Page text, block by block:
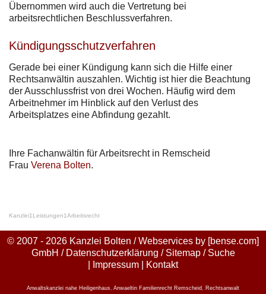
Übernommen wird auch die Vertretung bei
arbeitsrechtlichen Beschlussverfahren.
Kündigungsschutzverfahren
Gerade bei einer Kündigung kann sich die Hilfe einer
Rechtsanwältin auszahlen. Wichtig ist hier die Beachtung
der Ausschlussfrist von drei Wochen. Häufig wird dem
Arbeitnehmer im Hinblick auf den Verlust des
Arbeitsplatzes eine Abfindung gezahlt.
Ihre Fachanwältin für Arbeitsrecht in Remscheid
Frau Verena Bolten.
Kanzlei1 Leistungen1Arbeitsrecht
© 2007 - 2026 Kanzlei Bolten / Webservices by [bense.com]
GmbH / Datenschutzerklärung / Sitemap/ Suche
Impressum Kontakt
Anwaltskanzlei nahe Heiligenhaus Anwaeltin Familienrecht Remscheid Rechtsanwalt